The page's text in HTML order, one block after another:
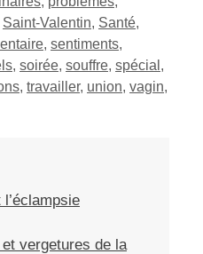
Saint-Valentin, Santé,
, sentiments,
, soirée, souffre, spécial ,
, travailler, union, vagin,
vergetures de la